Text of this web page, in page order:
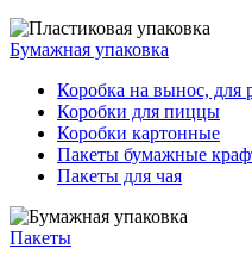
Бумажная упаковка
Коробка на вынос, для
Коробки для пиццы
Коробки картонные
Пакеты бумажные
Пакеты для чая
Пакеты